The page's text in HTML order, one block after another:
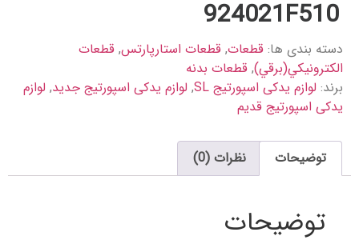
924021F510
دسته بندی ها: قطعات, قطعات استارپارتس, قطعات
الكترونيكي(برقي), قطعات بدنه
برند: لوازم یدکی اسپورتیج SL , لوازم یدکی اسپورتیج جدید, لوازم
یدکی اسپورتیج قدیم
توضیحات نظرات (0)
توضیحات